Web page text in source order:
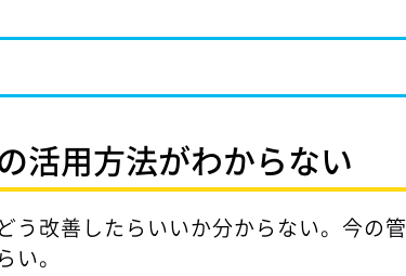
活用方法がわからない
う改善したらいいか分からない。今の管
い。